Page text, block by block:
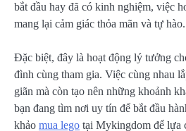
bắt đầu hay đã có kinh nghiệm, việc
mang lại cảm giác thỏa mãn và tự hào.
Đặc biệt, đây là hoạt động lý tưởng
đình cùng tham gia. Việc cùng nhau
giãn mà còn tạo nên những khoảnh
bạn đang tìm nơi uy tín để bắt đầu
khảo mua lego tại Mykingdom để lựa